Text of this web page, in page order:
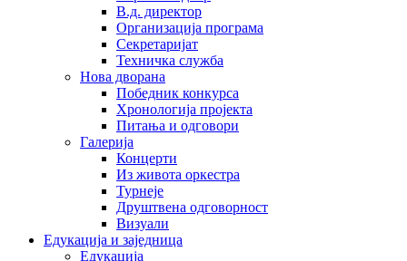
В.д. директор
Организација програма
Секретаријат
Техничка служба
Нова дворана
Победник конкурса
Хронологија пројекта
Питања и одговори
Галерија
Концерти
Из живота оркестра
Турнеје
Друштвена одговорност
Визуали
Едукација и заједница
Едукација